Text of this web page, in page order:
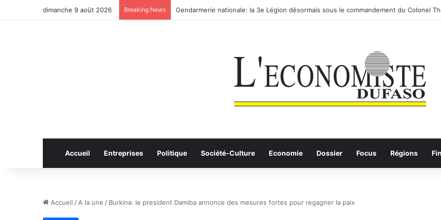
dimanche 9 août 2026 Breaking News Anhui: le pont routier-ferroviaire sur le Yangtsé de Ma’anshan entre dans la phase
Accueil Entreprises Politique Société-Culture Economie Dossier Focus Régions
Accueil / A la une / Burkina: le president Damiba annonce des mesures fortes pour regagner la paix